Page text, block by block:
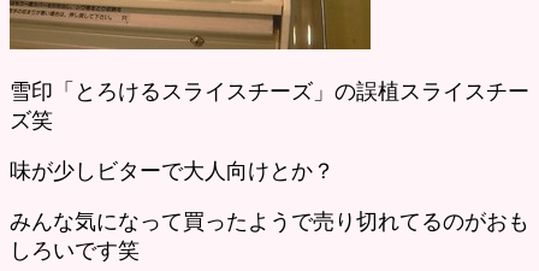
雪印「とろけるスライスチーズ」の誤植スライスチー
ズ笑
味が少しビターで大人向けとか？
みんな気になって買ったようで売り切れてるのがおも
しろいです笑